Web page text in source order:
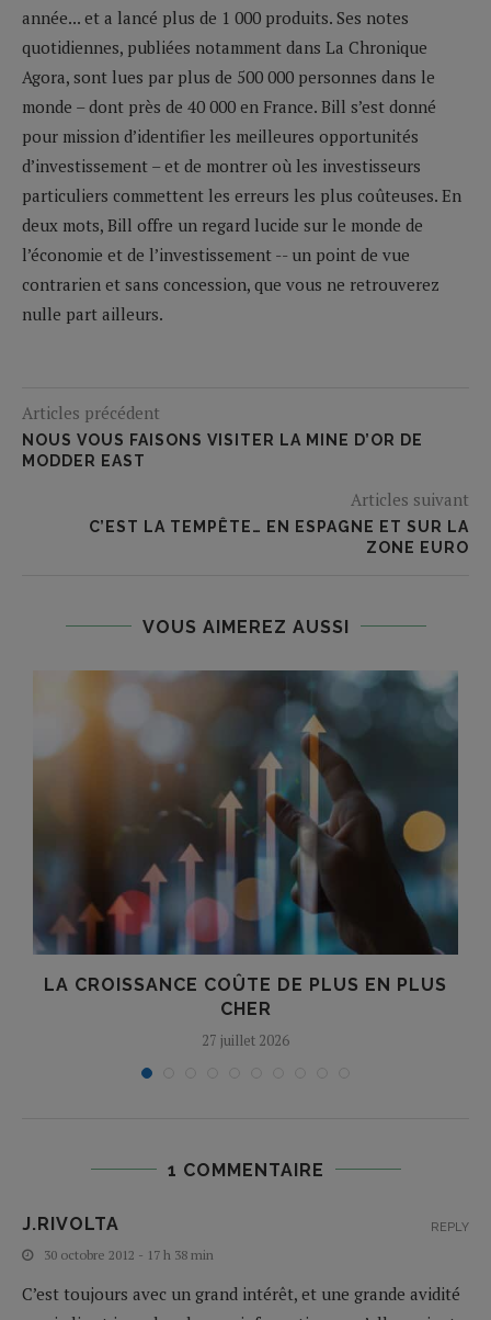
année... et a lancé plus de 1 000 produits. Ses notes
quotidiennes, publiées notamment dans La Chronique
Agora, sont lues par plus de 500 000 personnes dans le
monde – dont près de 40 000 en France. Bill s’est donné
pour mission d’identifier les meilleures opportunités
d’investissement – et de montrer où les investisseurs
particuliers commettent les erreurs les plus coûteuses. En
deux mots, Bill offre un regard lucide sur le monde de
l’économie et de l’investissement -- un point de vue
contrarien et sans concession, que vous ne retrouverez
nulle part ailleurs.
Articles précédent
NOUS VOUS FAISONS VISITER LA MINE D’OR DE
MODDER EAST
Articles suivant
C’EST LA TEMPÊTE… EN ESPAGNE ET SUR LA
ZONE EURO
VOUS AIMEREZ AUSSI
LA CROISSANCE COÛTE DE PLUS EN PLUS
CHER
27 juillet 2026
1 COMMENTAIRE
J.RIVOLTA
30 octobre 2012 - 17 h 38 min
C’est toujours avec un grand intérêt, et une grande avidité
REPLY